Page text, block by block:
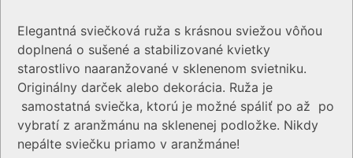
Elegantná sviečková ruža s krásnou sviežou vôňou
doplnená o sušené a stabilizované kvietky
starostlivo naaranžované v sklenenom svietniku.
Originálny darček alebo dekorácia. Ruža je
samostatná sviečka, ktorú je možné spáliť po až po
vybratí z aranžmánu na sklenenej podložke. Nikdy
nepálte sviečku priamo v aranžmáne!